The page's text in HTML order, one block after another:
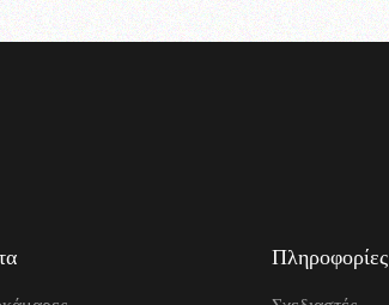
Πληροφορίες